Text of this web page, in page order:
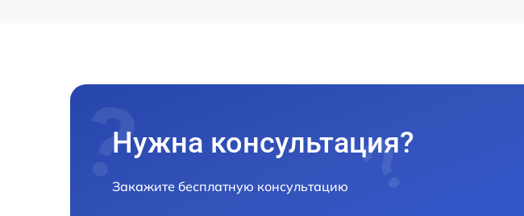
Нужна консультация?
Закажите бесплатную консультацию